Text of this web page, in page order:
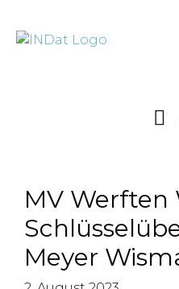
MV Werften
Meyer